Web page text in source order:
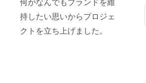
持したい思いからプロジェ
クトを立ち上げました。